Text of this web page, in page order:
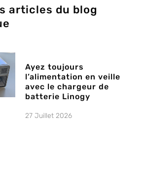
articles du blog
Ayez toujours
l’alimentation en veille
avec le chargeur de
batterie Linogy
27 Juillet 2026